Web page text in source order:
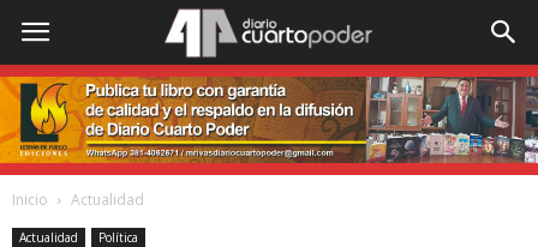
Inicio Actualidad
Actualidad Política